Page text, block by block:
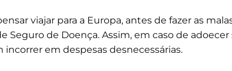
viajar para a Europa, antes de fazer as
Seguro de Doença. Assim, em caso de
incorrer em despesas desnecessárias.